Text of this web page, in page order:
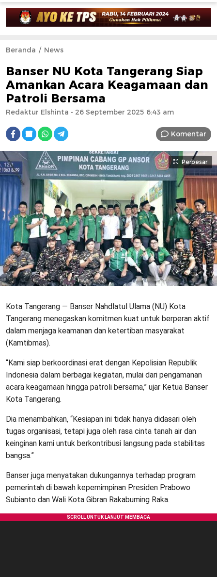
Beranda News
Banser NU Kota Tangerang Siap
Amankan Acara Keagamaan dan
Patroli Bersama
Redaktur Elshinta - 26 September 2025 6:43 am
Komentar
Perbesar
Kota Tangerang — Banser Nahdlatul Ulama (NU) Kota
Tangerang menegaskan komitmen kuat untuk berperan aktif
dalam menjaga keamanan dan ketertiban masyarakat
(Kamtibmas).
“Kami siap berkoordinasi erat dengan Kepolisian Republik
Indonesia dalam berbagai kegiatan, mulai dari pengamanan
acara keagamaan hingga patroli bersama,” ujar Ketua Banser
Kota Tangerang.
Dia menambahkan, “Kesiapan ini tidak hanya didasari oleh
tugas organisasi, tetapi juga oleh rasa cinta tanah air dan
keinginan kami untuk berkontribusi langsung pada stabilitas
bangsa.”
Banser juga menyatakan dukungannya terhadap program
pemerintah di bawah kepemimpinan Presiden Prabowo
Subianto dan Wali Kota Gibran Rakabuming Raka.